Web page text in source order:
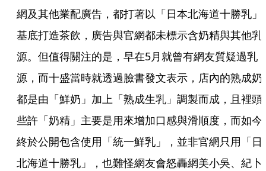
網及其他業配廣告，都打著以「日本北海道十勝乳」
基底打造茶飲，廣告與官網都未標示含奶精與其他乳
源。但值得關注的是，早在5月就曾有網友質疑過乳
源，而十盛當時就透過臉書發文表示，店內的熟成奶
都是由「鮮奶」加上「熟成生乳」調製而成，且裡頭
些許「奶精」主要是用來增加口感與滑順度，而如今
終於公開包含使用「統一鮮乳」，並非官網只用「日
北海道十勝乳」，也難怪網友會怒轟網美小吳、紀卜